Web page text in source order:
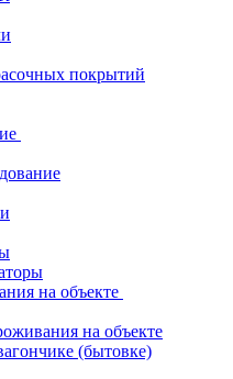
покрытий
на объекте
на объекте
(бытовке)